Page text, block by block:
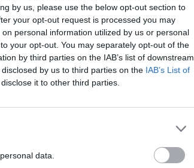
by us, please use the below opt-out section to
your opt-out request is processed you may
personal information utilized by us or personal
your opt-out. You may separately opt-out of the
by third parties on the IAB’s list of downstream
by us to third parties on the IAB’s List of
it to other third parties.
data.
ad